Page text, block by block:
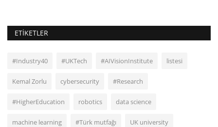
ETIKETLER
#Industry40 #UKTech #AIVisionInstitute listesi
Kemal Zorlu cybersecurity #Research
#HigherEducation robotics data science
machine learning #Türk mutfağı UK university